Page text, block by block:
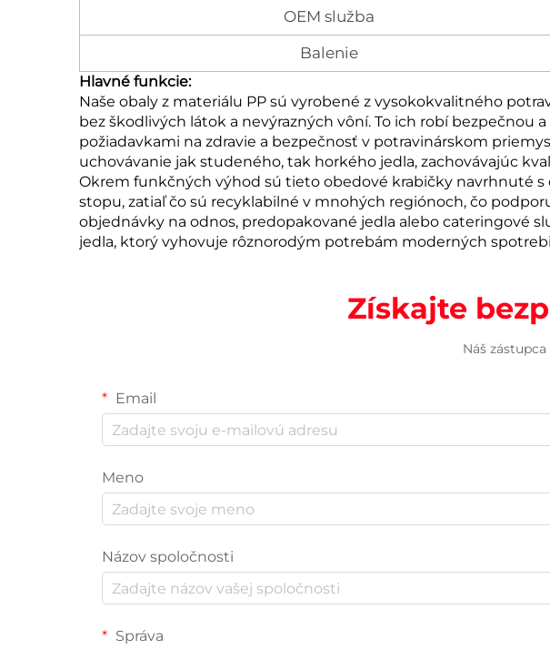
OEM služba
Balenie
Hlavné funkcie:
Naše obaly z materiálu PP sú vyrobené z vysokokvalitného
bez škodlivých látok a nevýrazných vôní. To ich robí
požiadavkami na zdravie a bezpečnosť v potravinárskom
uchovávanie jak studeného, tak horkého jedla, zachovávajúc
Okrem funkčných výhod sú tieto obedové krabičky navrhnuté s
stopu, zatiaľ čo sú recyklabilné v mnohých regiónoch, čo
objednávky na odnos, predopakované jedla alebo cateringové
jedla, ktorý vyhovuje rôznorodým potrebám moderných
Získajte
Náš
Email
Meno
Názov spoločnosti
Správa